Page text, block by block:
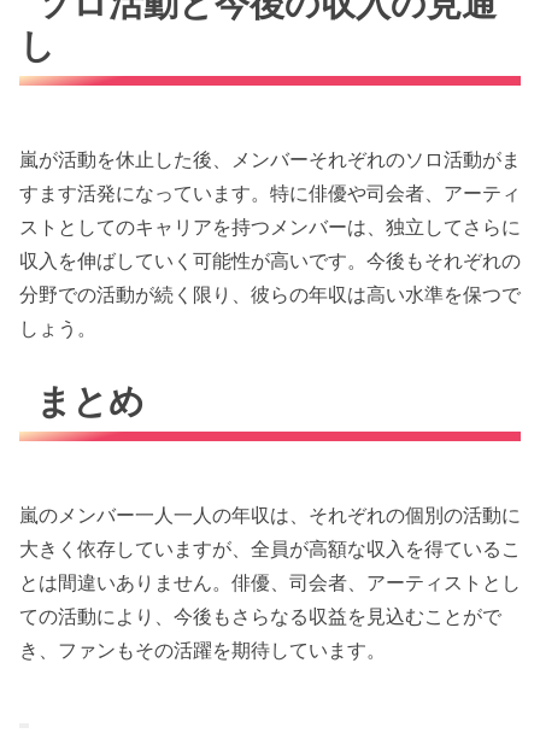
し
嵐が活動を休止した後、メンバーそれぞれのソロ活動がま
すます活発になっています。特に俳優や司会者、アーティ
ストとしてのキャリアを持つメンバーは、独立してさらに
収入を伸ばしていく可能性が高いです。今後もそれぞれの
分野での活動が続く限り、彼らの年収は高い水準を保つで
しょう。
まとめ
嵐のメンバー一人一人の年収は、それぞれの個別の活動に
大きく依存していますが、全員が高額な収入を得ているこ
とは間違いありません。俳優、司会者、アーティストとし
ての活動により、今後もさらなる収益を見込むことがで
き、ファンもその活躍を期待しています。